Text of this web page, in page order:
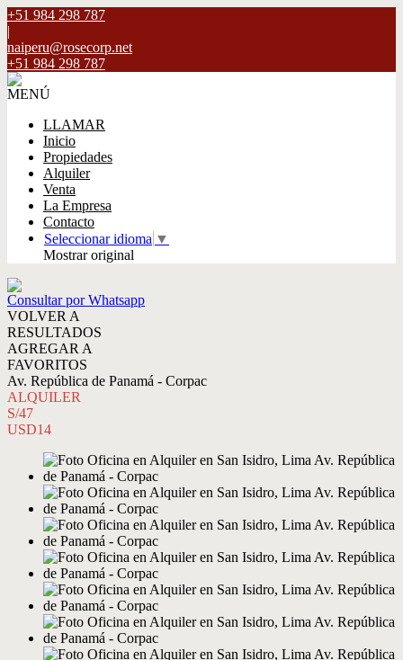
+51 984 298 787
|
naiperu@rosecorp.net
+51 984 298 787
MENÚ
LLAMAR
Inicio
Propiedades
Alquiler
Venta
La Empresa
Contacto
Seleccionar idioma ▼
Mostrar original
Consultar por Whatsapp
VOLVER A
RESULTADOS
AGREGAR A
FAVORITOS
Av. República de Panamá - Corpac
ALQUILER
S/47
USD14